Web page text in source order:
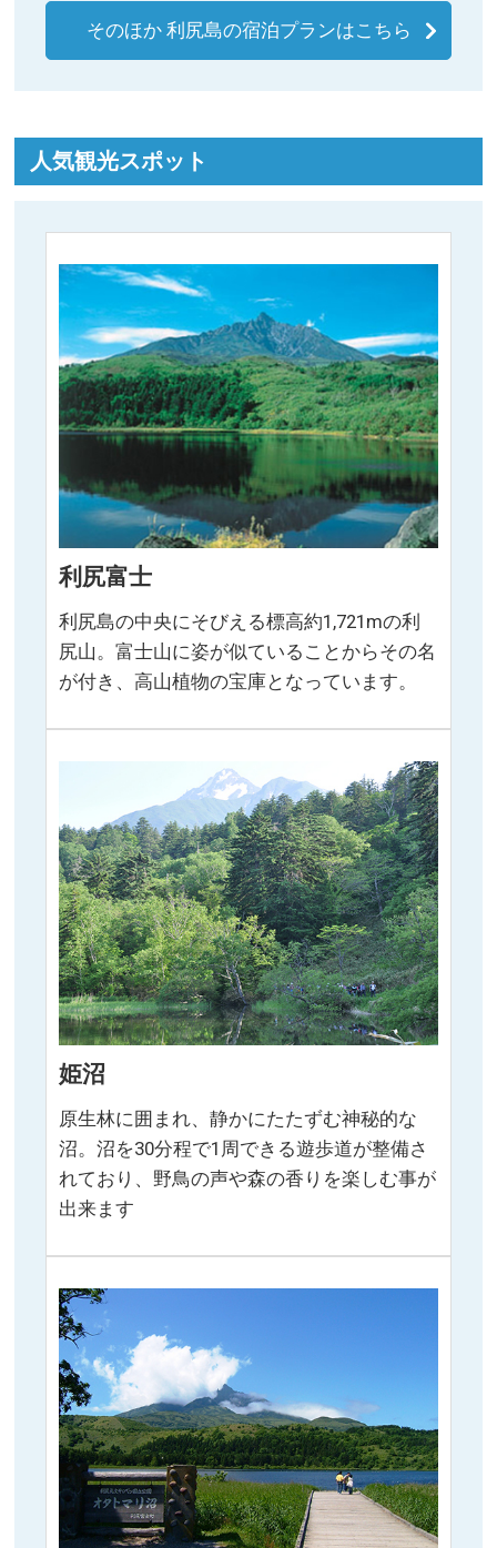
そのほか 利尻島の宿泊プランはこちら
人気観光スポット
利尻富士
利尻島の中央にそびえる標高約1,721mの利
尻山。富士山に姿が似ていることからその名
が付き、高山植物の宝庫となっています。
姫沼
原生林に囲まれ、静かにたたずむ神秘的な
沼。沼を30分程で1周できる遊歩道が整備さ
れており、野鳥の声や森の香りを楽しむ事が
出来ます